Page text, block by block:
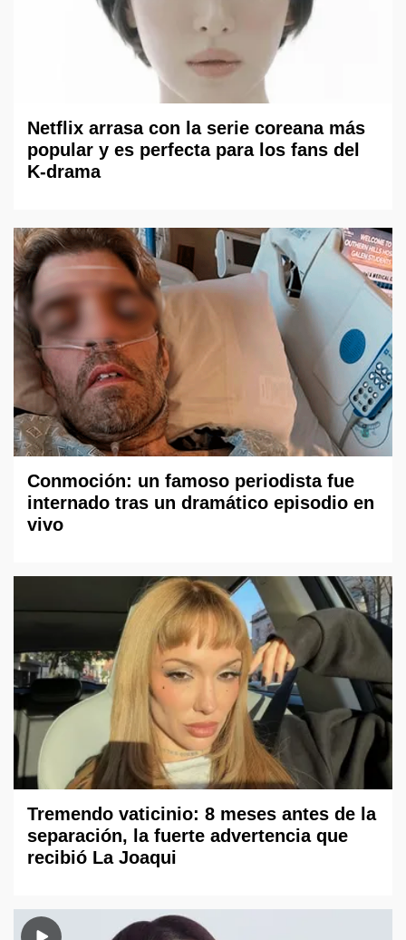
Netflix arrasa con la serie coreana más
popular y es perfecta para los fans del
K-drama
Conmoción: un famoso periodista fue
internado tras un dramático episodio en
vivo
Tremendo vaticinio: 8 meses antes de la
separación, la fuerte advertencia que
recibió La Joaqui